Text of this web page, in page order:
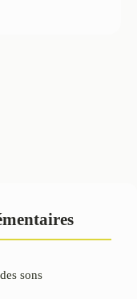
sons